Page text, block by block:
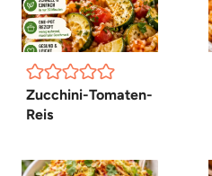
Zucchini-Tomaten-
Reis